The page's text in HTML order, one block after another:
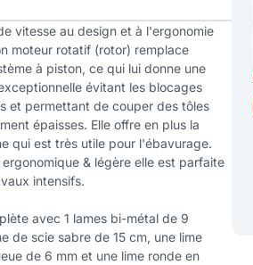
vitesse au design et à l'ergonomie
moteur rotatif (rotor) remplace
à piston, ce qui lui donne une
évitant les blocages
et permettant de couper des tôles
épaisses. Elle offre en plus la
qui est très utile pour l'ébavurage.
& légère elle est parfaite
intensifs.
avec 1 lames bi-métal de 9
de scie sabre de 15 cm, une lime
de 6 mm et une lime ronde en